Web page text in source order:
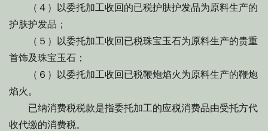
（４）以委托加工收回的已税护肤护发品为原料生产的
护肤护发品；
（５）以委托加工收回已税珠宝玉石为原料生产的贵重
首饰及珠宝玉石；
（６）以委托加工收回已税鞭炮焰火为原料生产的鞭炮
焰火。
已纳消费税税款是指委托加工的应税消费品由受托方代
收代缴的消费税。